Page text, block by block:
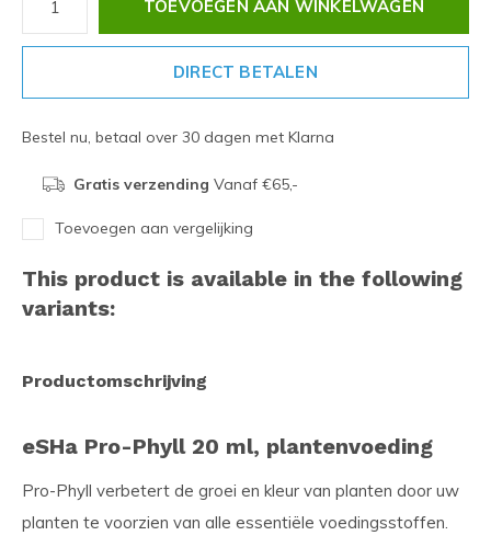
TOEVOEGEN AAN WINKELWAGEN
DIRECT BETALEN
Bestel nu, betaal over 30 dagen met Klarna
Gratis verzending Vanaf €65,-
Toevoegen aan vergelijking
This product is available in the following
variants:
Productomschrijving
eSHa Pro-Phyll 20 ml, plantenvoeding
Pro-Phyll verbetert de groei en kleur van planten door uw
planten te voorzien van alle essentiële voedingsstoffen.